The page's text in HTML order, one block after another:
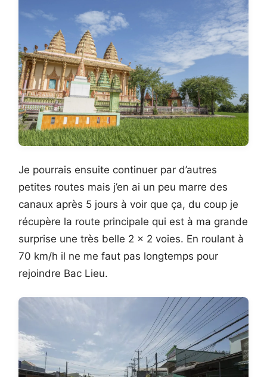
Je pourrais ensuite continuer par d’autres
petites routes mais j’en ai un peu marre des
canaux après 5 jours à voir que ça, du coup je
récupère la route principale qui est à ma grande
surprise une très belle 2 x 2 voies. En roulant à
70 km/h il ne me faut pas longtemps pour
rejoindre Bac Lieu.